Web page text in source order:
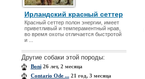
Ирландский красный сеттер
Красный сеттер полон энергии, имеет
приветливый и темпераментный нрав,
во время охоты отличается быстротой
и ...
Другие собаки этой породы:
Boni26 лет, 2 месяца
Contario Ode ...21 год, 3 месяца